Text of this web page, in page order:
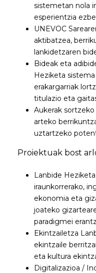
sistemetan nola
esperientzia
UNEVOC
aktibatzea,
lankidetzaren
Bideak eta
Heziketa sistema
erakargarriak
titulazio eta
Aukerak
arteko
uztartzeko
Proiektuak bost
Lanbide
iraunkorrerako,
ekonomia eta
joateko
paradigmei
Ekintzailetza
ekintzaile
eta kultura
Digitalizazioa /